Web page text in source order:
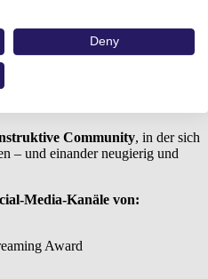
fürMedien- und
Media-Kanäle sind Plattformen für
– rund um Medien,
und Kreative
Community, in der sich
– und einander neugierig und
Media-Kanäle von:
Award
Deny